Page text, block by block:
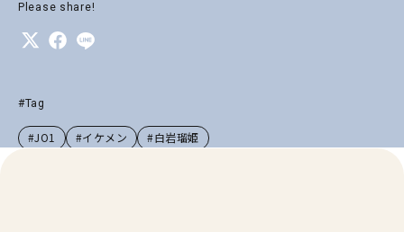
Please share!
#Tag
#JO1 #イケメン #白岩瑠姫